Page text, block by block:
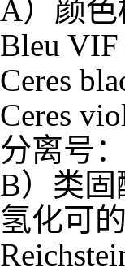
A）颜
Bleu VIF
Ceres
Ceres
分离号
B）类固
氢化可